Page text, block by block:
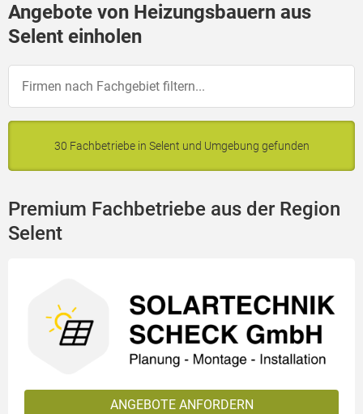
Angebote von Heizungsbauern aus
Selent einholen
30 Fachbetriebe in Selent und Umgebung gefunden
Premium Fachbetriebe aus der Region
Selent
ANGEBOTE ANFORDERN